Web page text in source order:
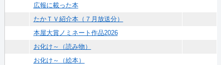
広報に載った本
たかＴＶ紹介本（７月放送分）
本屋大賞ノミネート作品2026
お化け～（読み物）
お化け～（絵本）